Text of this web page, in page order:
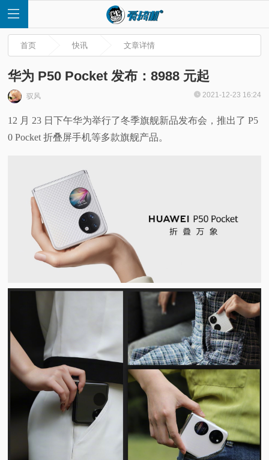
页
视
普
首页 快讯 文章详情
华为 P50 Pocket 发布：8988 元起
驭风 2021-12-23 16:24
12 月 23 日下午华为举行了冬季旗舰新品发布会，推出了 P5
0 Pocket 折叠屏手机等多款旗舰产品。